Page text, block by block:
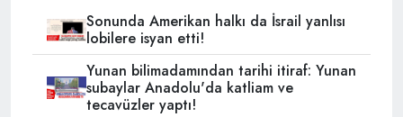
Sonunda Amerikan halkı da İsrail yanlısı
lobilere isyan etti!
Yunan bilimadamından tarihi itiraf: Yunan
subaylar Anadolu'da katliam ve
tecavüzler yaptı!